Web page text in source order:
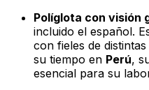
Políglota con visión
incluido el español.
con fieles de
su tiempo en Perú,
esencial para su